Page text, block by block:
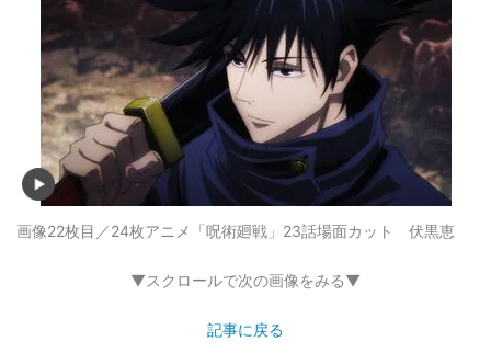
画像22枚目／24枚アニメ「呪術廻戦」23話場面カット 伏黒恵
▼スクロールで次の画像をみる▼
記事に戻る